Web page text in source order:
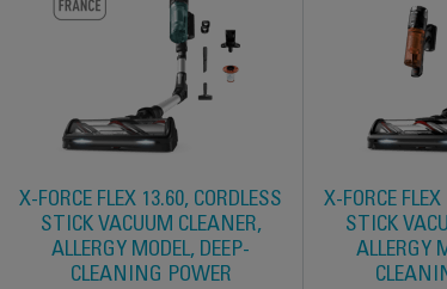
X-FORCE FLEX 13.60, CORDLESS
STICK VACUUM CLEANER,
ALLERGY MODEL, DEEP-
CLEANING POWER
X-FORCE
STICK
ALLERGY